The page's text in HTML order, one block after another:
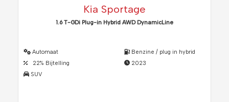
Kia Sportage
1.6 T-GDi Plug-in Hybrid AWD DynamicLine
Automaat
22% Bijtelling
SUV
Benzine / plug in hybrid
2023